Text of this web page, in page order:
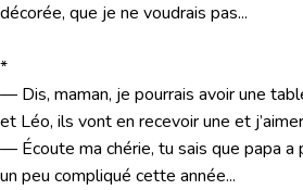
décorée, que je ne voudrais pas...
*
— Dis, maman, je pourrais avoir une
et Léo, ils vont en recevoir une et
— Écoute ma chérie, tu sais que papa a
un peu compliqué cette année...